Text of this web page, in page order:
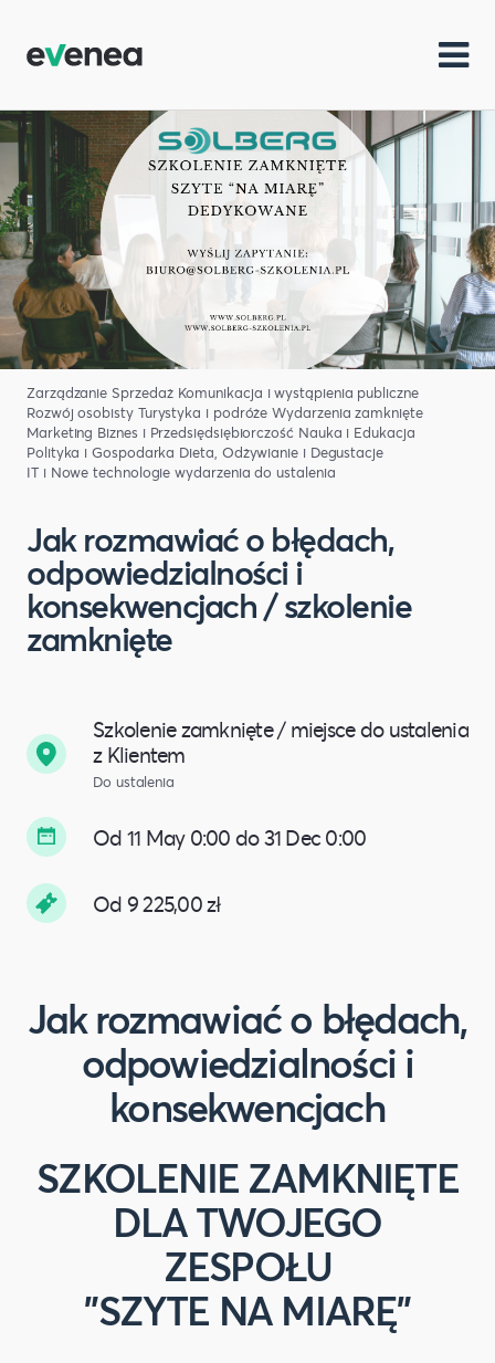
Zarządzanie Sprzedaż Komunikacja i wystąpienia publiczne
Rozwój osobisty Turystyka i podróże Wydarzenia zamknięte
Marketing Biznes i Przedsiędsiębiorczość Nauka i Edukacja
Polityka i Gospodarka Dieta, Odżywianie i Degustacje
IT i Nowe technologie wydarzenia do ustalenia
Jak rozmawiać o błędach,
odpowiedzialności i
konsekwencjach / szkolenie
zamknięte
Szkolenie zamknięte / miejsce do ustalenia
z Klientem
Do ustalenia
Od 11 May 0:00 do 31 Dec 0:00
Od 9 225,00 zł
Jak rozmawiać o błędach,
odpowiedzialności i
konsekwencjach
SZKOLENIE ZAMKNIĘTE
DLA TWOJEGO
ZESPOŁU
"SZYTE NA MIARĘ"